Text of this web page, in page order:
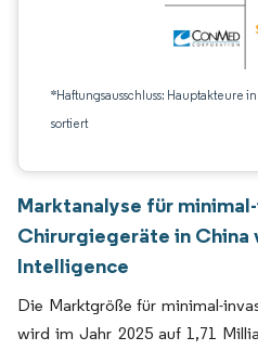
*Haftungsausschluss: Hauptakteure
sortiert
Marktanalyse für
Chirurgiegeräte in China
Intelligence
Die Marktgröße für minimal-
wird im Jahr 2025 auf 1,71